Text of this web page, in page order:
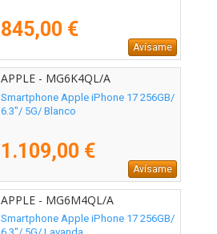
845,00 €
Avísame
APPLE - MG6K4QL/A
Smartphone Apple iPhone 17 256GB/
6.3"/ 5G/ Blanco
1.109,00 €
Avísame
APPLE - MG6M4QL/A
Smartphone Apple iPhone 17 256GB/